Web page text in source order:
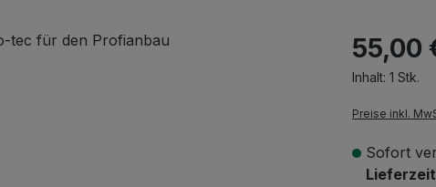
55,00
Inhalt: 1 Stk.
Preise inkl.
Sofort